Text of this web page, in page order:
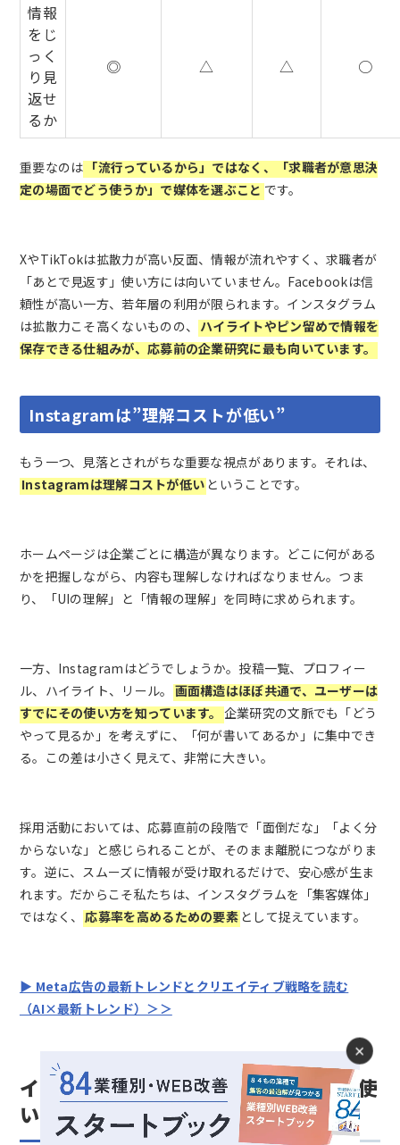
情報
をじ
っく
り見
返せ
るか
◎ △ △ ○
重要なのは「流行っているから」ではなく、「求職者が意思決
定の場面でどう使うか」で媒体を選ぶことです。
XやTikTokは拡散力が高い反面、情報が流れやすく、求職者が
「あとで見返す」使い方には向いていません。Facebookは信
頼性が高い一方、若年層の利用が限られます。インスタグラム
は拡散力こそ高くないものの、ハイライトやピン留めで情報を
保存できる仕組みが、応募前の企業研究に最も向いています。
Instagramは”理解コストが低い”
もう一つ、見落とされがちな重要な視点があります。それは、
Instagramは理解コストが低いということです。
ホームページは企業ごとに構造が異なります。どこに何がある
かを把握しながら、内容も理解しなければなりません。つま
り、「UIの理解」と「情報の理解」を同時に求められます。
一方、Instagramはどうでしょうか。投稿一覧、プロフィー
ル、ハイライト、リール。 画面構造はほぼ共通で、ユーザーは
すでにその使い方を知っています。企業研究の文脈でも「どう
やって見るか」を考えずに、「何が書いてあるか」に集中でき
る。この差は小さく見えて、非常に大きい。
採用活動においては、応募直前の段階で「面倒だな」「よく分
からないな」と感じられることが、そのまま離脱につながりま
す。逆に、スムーズに情報が受け取れるだけで、安心感が生ま
れます。だからこそ私たちは、インスタグラムを「集客媒体」
ではなく、応募率を高めるための要素として捉えています。
▶ Meta広告の最新トレンドとクリエイティブ戦略を読む
（AI×最新トレンド）＞＞
インスタ求人の効果を左右する2つの使
い方
×